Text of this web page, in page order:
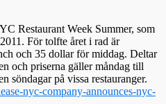
Restaurant Week Summer, som
För tolfte året i rad är
och 35 dollar för middag. Deltar
och priserna gäller måndag till
söndagar på vissa restauranger.
nyc-company-announces-nyc-